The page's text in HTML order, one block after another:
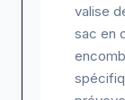
valise
sac en